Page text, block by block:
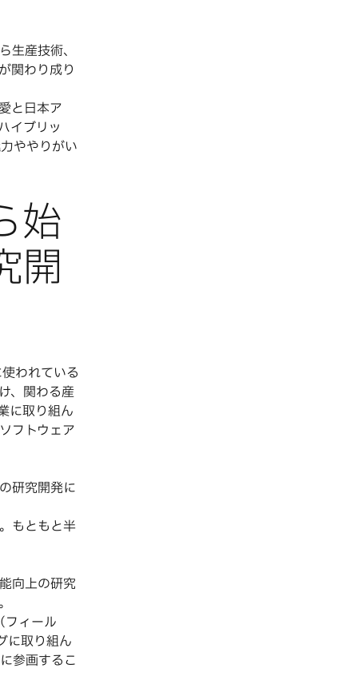
産技術、
関わり成り
と日本ア
イブリッ
ややりがい
始
開
われている
、関わる産
に取り組ん
フトウェア
研究開発に
もともと半
向上の研究
フィール
に取り組ん
参画するこ